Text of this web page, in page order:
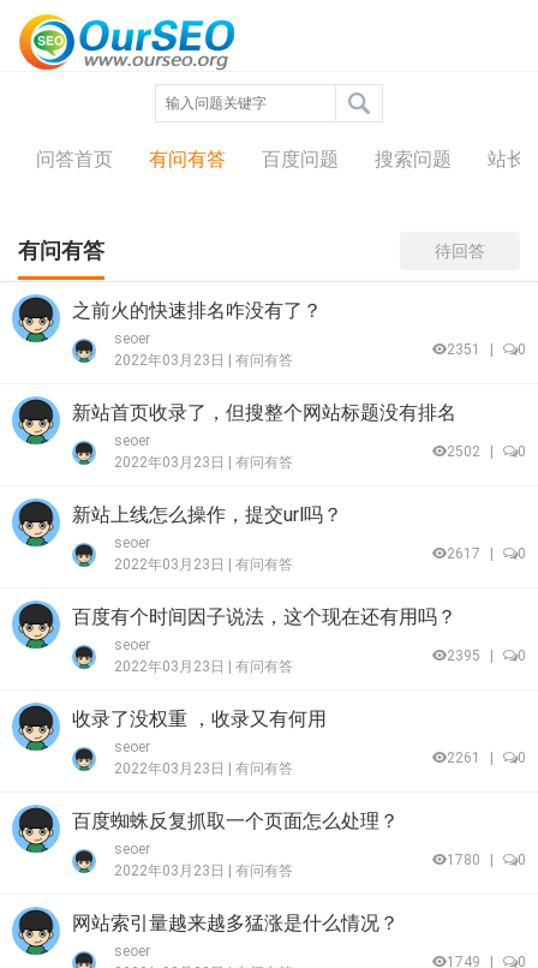
问答中心
问答首页 有问有答 百度问题 搜索问题 站长
有问有答 待回答
之前火的快速排名咋没有了？
seoer
2022年03月23日 | 有问有答
2351 0
新站首页收录了，但搜整个网站标题没有排名
seoer
2022年03月23日 | 有问有答
2502 0
新站上线怎么操作，提交url吗？
seoer
2022年03月23日 | 有问有答
2617 0
百度有个时间因子说法，这个现在还有用吗？
seoer
2022年03月23日 | 有问有答
2395 0
收录了没权重 ，收录又有何用
seoer
2022年03月23日 | 有问有答
2261 0
百度蜘蛛反复抓取一个页面怎么处理？
seoer
2022年03月23日 | 有问有答
1780 0
网站索引量越来越多猛涨是什么情况？
seoer
1749 0